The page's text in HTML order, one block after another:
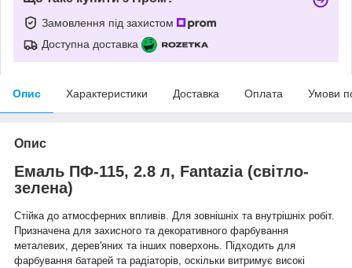
Замовлення під захистом
Доступна доставка
Опис Характеристики Доставка Оплата Умови
Опис
Емаль ПФ-115, 2.8 л, Fantazia (світло-
зелена)
Стійка до атмосферних впливів. Для зовнішніх та внутрішніх робіт.
Призначена для захисного та декоративного фарбування
металевих, дерев'яних та інших поверхонь. Підходить для
фарбування батарей та радіаторів, оскільки витримує високі